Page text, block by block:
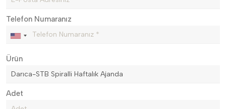
Telefon Numaranız
Ürün
Adet